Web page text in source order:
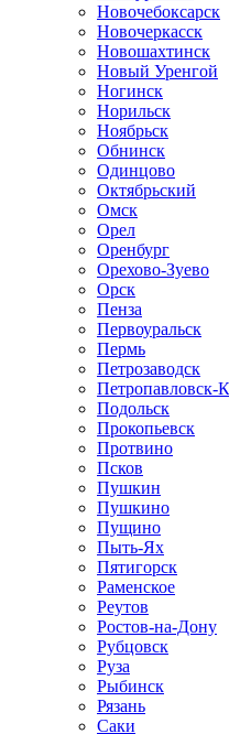
Новочебоксарск
Новочеркасск
Новошахтинск
Новый Уренгой
Ногинск
Норильск
Ноябрьск
Обнинск
Одинцово
Октябрьский
Омск
Орел
Оренбург
Орехово-Зуево
Орск
Пенза
Первоуральск
Пермь
Петрозаводск
Петропавловск-
Подольск
Прокопьевск
Протвино
Псков
Пушкин
Пушкино
Пущино
Пыть-Ях
Пятигорск
Раменское
Реутов
Ростов-на-Дону
Рубцовск
Руза
Рыбинск
Рязань
Саки